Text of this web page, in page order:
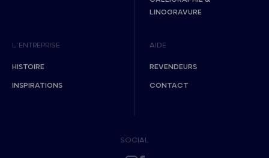
LINOGRAVURE
L’ENTREPRISE
HISTOIRE
INSPIRATIONS
AIDE
REVENDEURS
CONTACT
SOCIAL